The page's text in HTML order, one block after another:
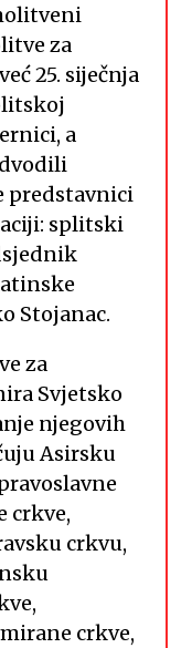
za
25. siječnja
a
predstavnici
splitski
Stojanac.
za
Svjetsko
njegovih
Asirsku
crkve,
crkvu,
crkve,